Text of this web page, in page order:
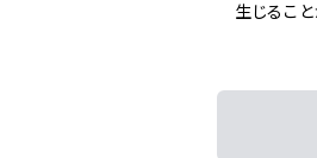
生じること